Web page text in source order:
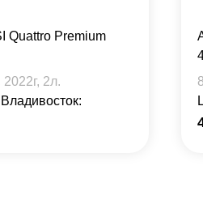
Quattro Premium
2022г, 2л.